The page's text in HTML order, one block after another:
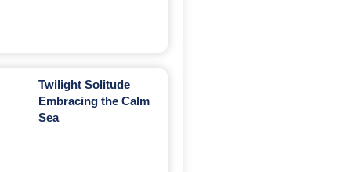
Twilight Solitude
Embracing the Calm
Sea